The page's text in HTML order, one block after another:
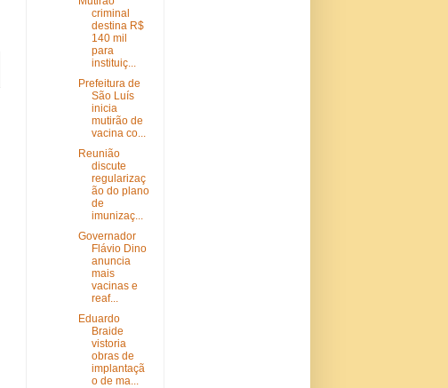
criminal
destina R$
140 mil
para
instituiç...
Prefeitura de
São Luís
inicia
mutirão de
vacina co...
Reunião
discute
regularizaç
ão do plano
de
imunizaç...
Governador
Flávio Dino
anuncia
mais
vacinas e
reaf...
Eduardo
Braide
vistoria
obras de
implantaçã
o de ma...